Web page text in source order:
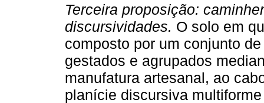
Terceira proposição:
discursividades. O solo em
composto por um conjunto
gestados e agrupados
manufatura artesanal, ao
planície discursiva